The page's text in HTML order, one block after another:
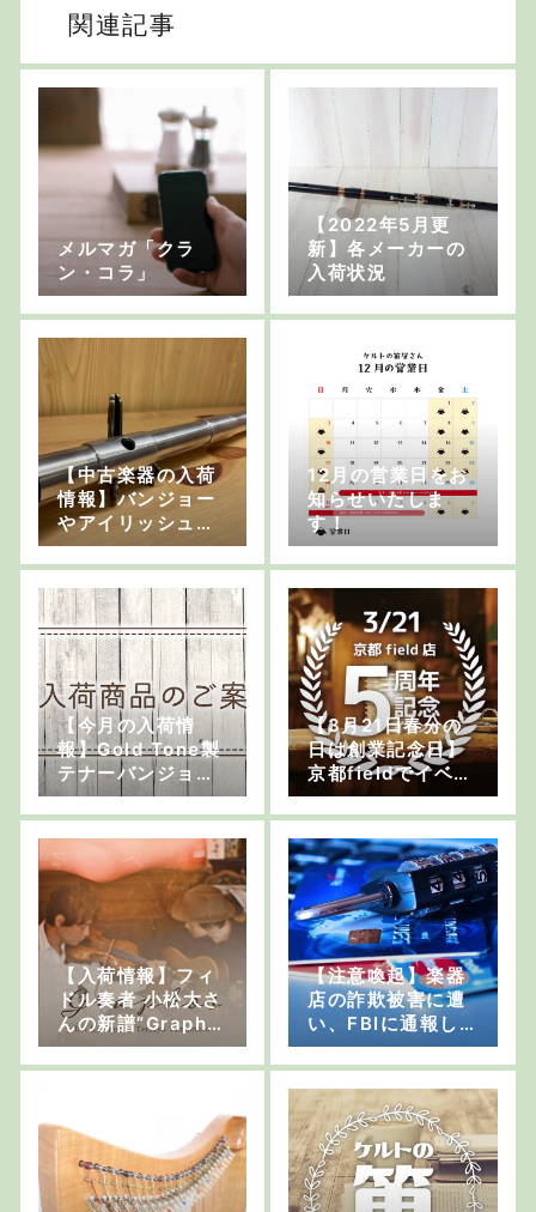
関連記事
メルマガ「クラ
ン・コラ」
【2022年5月更
新】各メーカーの
入荷状況
【中古楽器の入荷
情報】バンジョー
やアイリッシュ・
フルート、ピッコ
ロなど
12月の営業日をお
知らせいたしま
す！
【今月の入荷情
報】Gold Tone製
テナーバンジョ
ー、中古ティンホ
イッスル各種、中
古柳の笛など
【3月21日春分の
日は創業記念日】
京都fieldでイベン
トを開催します
【入荷情報】フィ
ドル奏者 小松大さ
んの新譜”Grapho
s”
【注意喚起】楽器
店の詐欺被害に遭
い、FBIに通報し
ました